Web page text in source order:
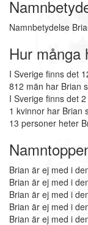
Namnbetydelse
Hur många
I Sverige finns det
812 män har Brian
I Sverige finns det
1 kvinnor har Brian
13 personer heter
Brian är ej med i
Brian är ej med i
Brian är ej med i
Brian är ej med i
Brian är ej med i